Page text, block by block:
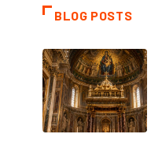
BLOG POSTS